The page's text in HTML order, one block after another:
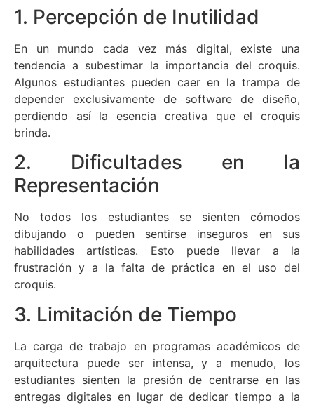
1. Percepción de Inutilidad
En un mundo cada vez más digital, existe una
tendencia a subestimar la importancia del croquis.
Algunos estudiantes pueden caer en la trampa de
depender exclusivamente de software de diseño,
perdiendo así la esencia creativa que el croquis
brinda.
2. Dificultades en la
Representación
No todos los estudiantes se sienten cómodos
dibujando o pueden sentirse inseguros en sus
habilidades artísticas. Esto puede llevar a la
frustración y a la falta de práctica en el uso del
croquis.
3. Limitación de Tiempo
La carga de trabajo en programas académicos de
arquitectura puede ser intensa, y a menudo, los
estudiantes sienten la presión de centrarse en las
entregas digitales en lugar de dedicar tiempo a la